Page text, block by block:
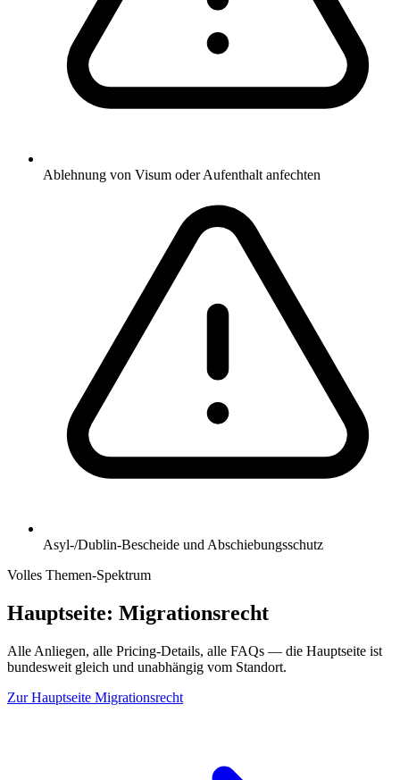
Ablehnung von Visum oder Aufenthalt anfechten
Asyl-/Dublin-Bescheide und Abschiebungsschutz
Volles Themen-Spektrum
Hauptseite: Migrationsrecht
Alle Anliegen, alle Pricing-Details, alle FAQs — die Hauptseite ist
bundesweit gleich und unabhängig vom Standort.
Zur Hauptseite Migrationsrecht